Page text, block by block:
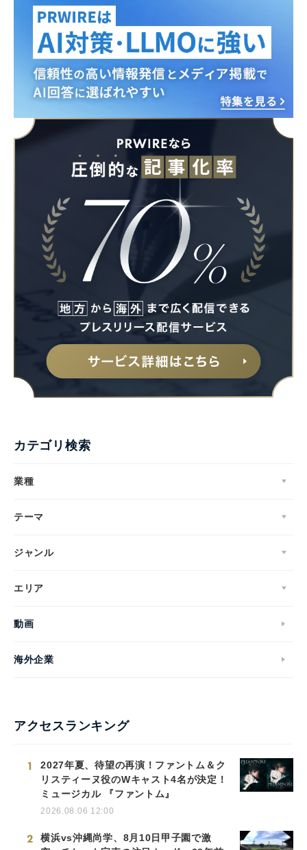
カテゴリ検索
業種
テーマ
ジャンル
エリア
動画
海外企業
アクセスランキング
1
2027年夏、待望の再演！ファントム＆ク
リスティーヌ役のWキャスト4名が決定！
ミュージカル 『ファントム』
2026.08.06 12:00
2
横浜vs沖縄尚学、8月10日甲子園で激